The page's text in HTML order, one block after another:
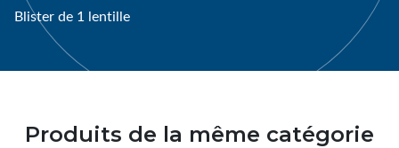
Blister de 1 lentille
Produits de la même catégorie